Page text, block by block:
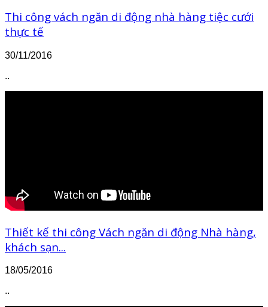
Thi công vách ngăn di động nhà hàng tiệc cưới
thực tế
30/11/2016
..
Thiết kế thi công Vách ngăn di động Nhà hàng,
khách sạn...
18/05/2016
..